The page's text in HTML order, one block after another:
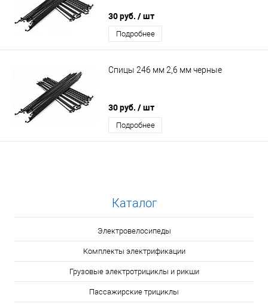
30 руб. / шт
Подробнее
Спицы 246 мм 2,6 мм черные
30 руб. / шт
Подробнее
Каталог
Электровелосипеды
Комплекты электрификации
Грузовые электротрициклы и рикши
Пассажирские трициклы